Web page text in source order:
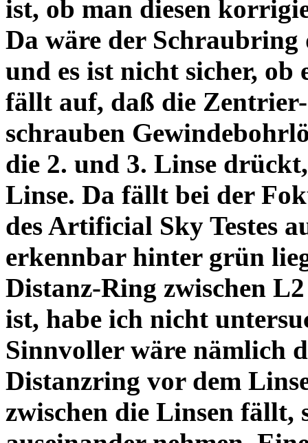
ist, ob man diesen
Da wäre der
und es ist nicht sicher,
fällt auf, daß die Zentrier-
schrauben
die 2. und 3. Linse
Linse. Da fällt bei der
des Artificial Sky Testes
erkennbar hinter grün
Distanz-Ring zwischen
ist, habe ich nicht
Sinnvoller wäre nämlich
Distanzring vor dem
zwischen die Linsen fällt,